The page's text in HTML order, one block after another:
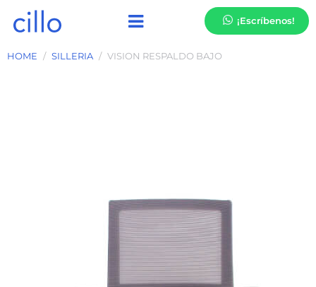
¡Escríbenos!
HOME SILLERIA VISION RESPALDO BAJO